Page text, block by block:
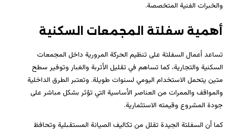
والخبرات الفنية المتخصصة.
أهمية سفلتة المجمعات السكنية
تساعد أعمال السفلتة على تنظيم الحركة المرورية داخل المجمعات
السكنية والتجارية، كما تساهم في تقليل الأتربة والغبار وتوفير سطح
متين يتحمل الاستخدام اليومي لسنوات طويلة. وتعتبر الطرق الداخلية
والمواقف والممرات من العناصر الأساسية التي تؤثر بشكل مباشر على
جودة المشروع وقيمته الاستثمارية.
كما أن السفلتة الجيدة تقلل من تكاليف الصيانة المستقبلية وتحافظ